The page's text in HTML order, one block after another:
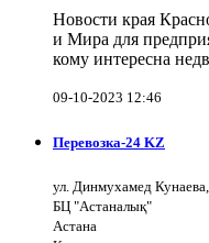
Новости края
и Мира для
кому интересна
09-10-2023 12:46
Перевозка-24 KZ
ул. Динмухамед
БЦ "Астаналық"
Астана